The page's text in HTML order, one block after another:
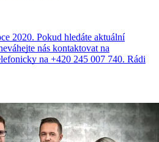
2020. Pokud hledáte aktuální
nás kontaktovat na
na +420 245 007 740. Rádi